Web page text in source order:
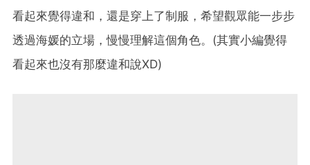
看起來覺得違和，還是穿上了制服，希望觀眾能一步步
透過海媛的立場，慢慢理解這個角色。(其實小編覺得
看起來也沒有那麼違和說XD)